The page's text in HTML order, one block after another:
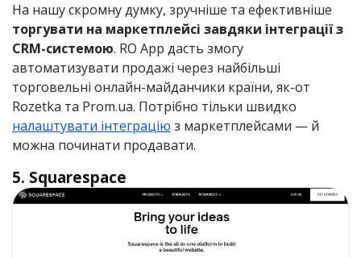
На нашу скромну думку, зручніше та ефективніше
торгувати на маркетплейсі завдяки інтеграції з
CRM-системою. RO App дасть змогу
автоматизувати продажі через найбільші
торговельні онлайн-майданчики країни, як-от
Rozetka та Prom.ua. Потрібно тільки швидко
налаштувати інтеграцію з маркетплейсами — й
можна починати продавати.
5. Squarespace